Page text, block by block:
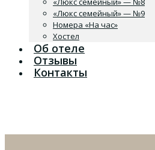
«Люкс семейный» — №9
Номера «На час»
Хостел
Об отеле
Отзывы
Контакты